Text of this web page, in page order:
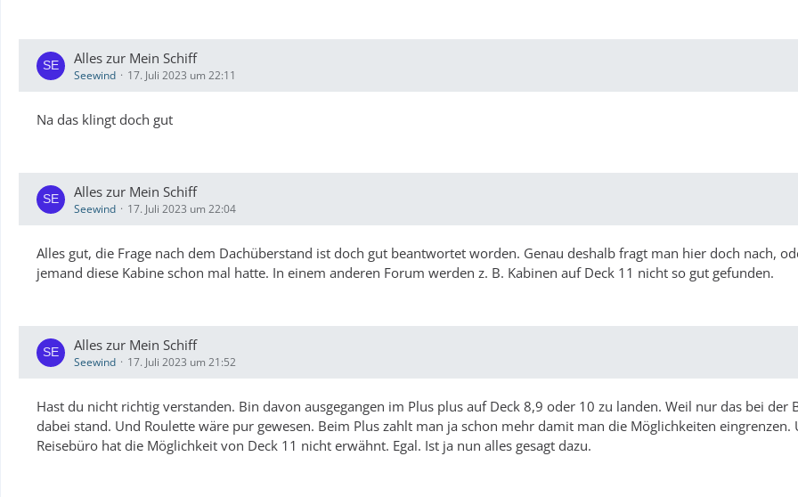
Alles zur Mein Schiff
Seewind 17. Juli 2023 um 22:11
Na das klingt doch gut
Alles zur Mein Schiff
Seewind 17. Juli 2023 um 22:04
Alles gut, die Frage nach dem Dachüberstand ist doch gut beantwortet worden. Genau deshalb fragt man hier doch nach,
jemand diese Kabine schon mal hatte. In einem anderen Forum werden z. B. Kabinen auf Deck 11 nicht so gut gefunden.
Alles zur Mein Schiff
Seewind 17. Juli 2023 um 21:52
Hast du nicht richtig verstanden. Bin davon ausgegangen im Plus plus auf Deck 8,9 oder 10 zu landen. Weil nur das bei der
dabei stand. Und Roulette wäre pur gewesen. Beim Plus zahlt man ja schon mehr damit man die Möglichkeiten eingrenzen.
Reisebüro hat die Möglichkeit von Deck 11 nicht erwähnt. Egal. Ist ja nun alles gesagt dazu.